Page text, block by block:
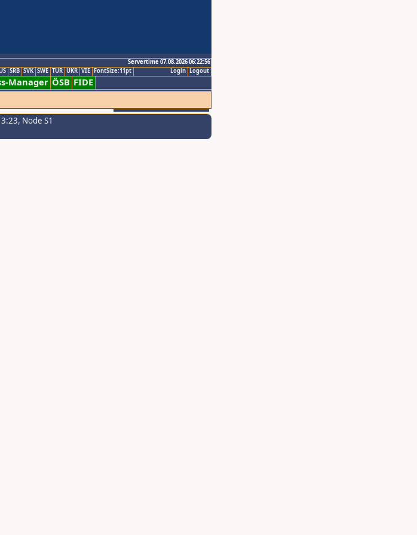
Servertime 07.08.2026 06:22:56
Logout
Login
SRB SVK SWE TUR UKR VIE FontSize:11pt
Manager ÖSB FIDE
Node S1